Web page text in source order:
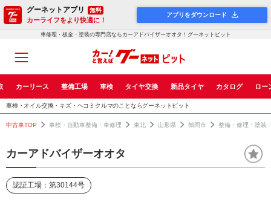
グーネットアプリ 無料
カーライフをより快適に！
アプリをダウンロード
車修理・板金・塗装の専門店ならカーアドバイザーオオタ！グーネットピット
カーリース 整備工場 車検 タイヤ交換 新品タイヤ カタログ ロー
車検・オイル交換・キズ・ヘコミクルマのことならグーネットピット
中古車TOP 車検・自動車整備・車修理 東北 山形県 鶴岡市 整備・修理・塗装
カーアドバイザーオオタ
認証工場：第30144号